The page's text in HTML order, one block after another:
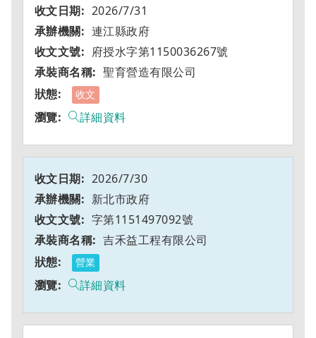
2026/7/31
連江縣政府
府授水字第1150036267號
聖育營造有限公司
收文
詳細資料
2026/7/30
新北市政府
字第1151497092號
吉禾益工程有限公司
營業
詳細資料